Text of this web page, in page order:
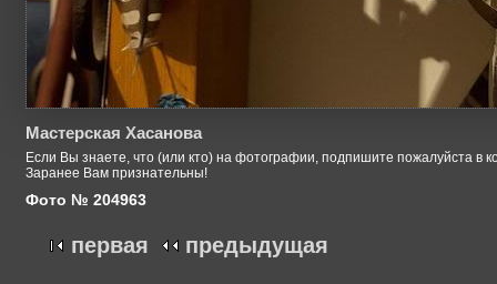
Мастерская Хасанова
Если Вы знаете, что (или кто) на фотографии, подпишите пожалуйста в
Заранее Вам признательны!
Фото № 204963
первая предыдущая